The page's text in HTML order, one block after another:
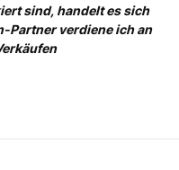
sind, handelt es sich
Partner verdiene ich an